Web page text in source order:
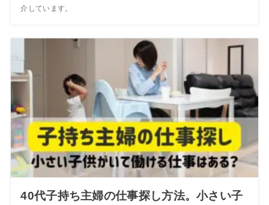
介しています。
40代子持ち主婦の仕事探し方法。小さい子